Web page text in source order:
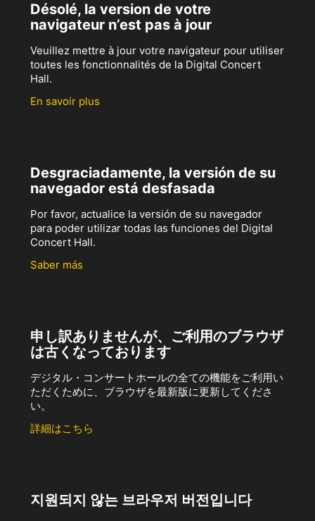
Désolé, la version de votre
navigateur n’est pas à jour
Veuillez mettre à jour votre navigateur pour utiliser
toutes les fonctionnalités de la Digital Concert
Hall.
En savoir plus
Desgraciadamente, la versión de su
navegador está desfasada
Por favor, actualice la versión de su navegador
para poder utilizar todas las funciones del Digital
Concert Hall.
Saber más
申し訳ありませんが、ご利用のブラウザ
は古くなっております
デジタル・コンサートホールの全ての機能をご利用い
ただくために、ブラウザを最新版に更新してくださ
い。
詳細はこちら
지원되지 않는 브라우저 버전입니다